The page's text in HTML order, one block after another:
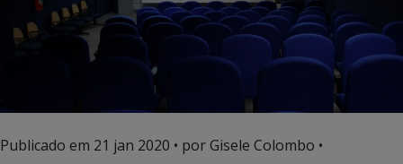
Publicado em 21 jan 2020 • por Gisele Colombo •